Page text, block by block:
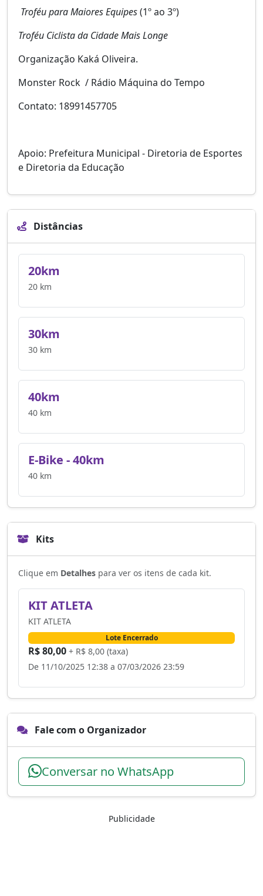
Troféu para Maiores Equipes(1º ao 3º)
Troféu Ciclista da Cidade Mais Longe
Organização Kaká Oliveira.
Monster Rock / Rádio Máquina do Tempo
Contato: 18991457705
Apoio: Prefeitura Municipal - Diretoria de Esportes
e Diretoria da Educação
Distâncias
20km
20 km
30km
30 km
40km
40 km
E-Bike - 40km
40 km
Kits
Clique em Detalhes para ver os itens de cada kit.
KIT ATLETA
KIT ATLETA
Lote Encerrado
R$ 80,00 + R$ 8,00 (taxa)
De 11/10/2025 12:38 a 07/03/2026 23:59
Fale com o Organizador
Conversar no WhatsApp
Publicidade